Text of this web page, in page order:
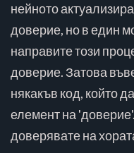
нейното
доверие, но в един
направите този
доверие. Затова
някакъв код, който
елемент на
доверявате на